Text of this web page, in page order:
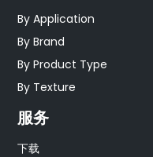
By Application
By Brand
By Product Type
By Texture
服务
下载